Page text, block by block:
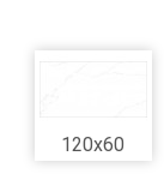
120x60